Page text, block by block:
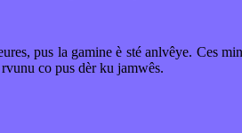
pus la gamine è sté anlvêye. Ces
co pus dèr ku jamwês.